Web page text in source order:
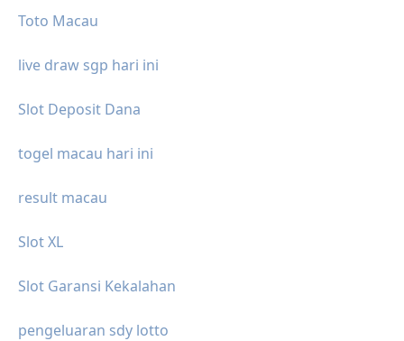
Toto Macau
live draw sgp hari ini
Slot Deposit Dana
togel macau hari ini
result macau
Slot XL
Slot Garansi Kekalahan
pengeluaran sdy lotto